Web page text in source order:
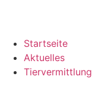
Startseite
Aktuelles
Tiervermittlung